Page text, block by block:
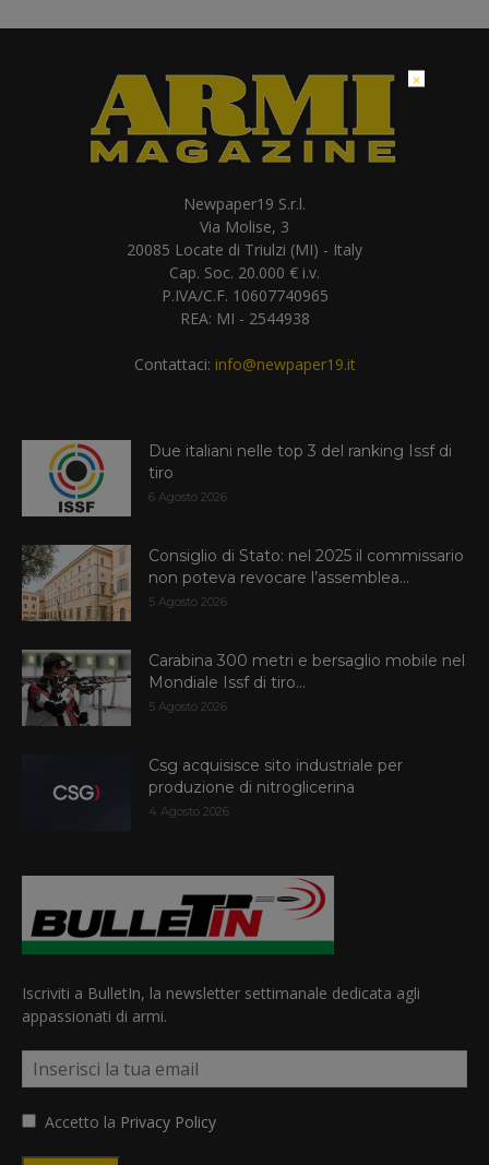
Newpaper19 S.r.l.
Via Molise, 3
20085 Locate di Triulzi (MI) - Italy
Cap. Soc. 20.000 € i.v.
P.IVA/C.F. 10607740965
REA: MI - 2544938
Contattaci: info@newpaper19.it
Due italiani nelle top 3 del ranking Issf di
tiro
6 Agosto 2026
Consiglio di Stato: nel 2025 il commissario
non poteva revocare l’assemblea...
5 Agosto 2026
Carabina 300 metri e bersaglio mobile nel
Mondiale Issf di tiro...
5 Agosto 2026
Csg acquisisce sito industriale per
produzione di nitroglicerina
4 Agosto 2026
Iscriviti a BulletIn, la newsletter settimanale dedicata agli
appassionati di armi.
Accetto la Privacy Policy
×